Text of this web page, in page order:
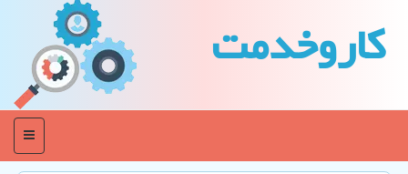
كاروخدمت
منو